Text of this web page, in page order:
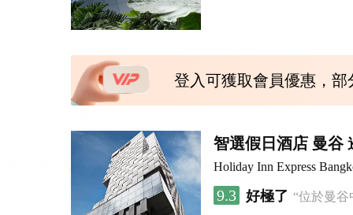
登入可獲取會員優惠，
智選假日酒店 曼谷
Holiday Inn Express
9.3 好極了 “位於曼